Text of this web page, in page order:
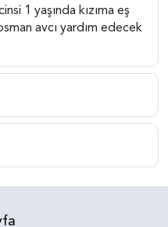
1 yaşında kızıma eş
avcı yardım edecek